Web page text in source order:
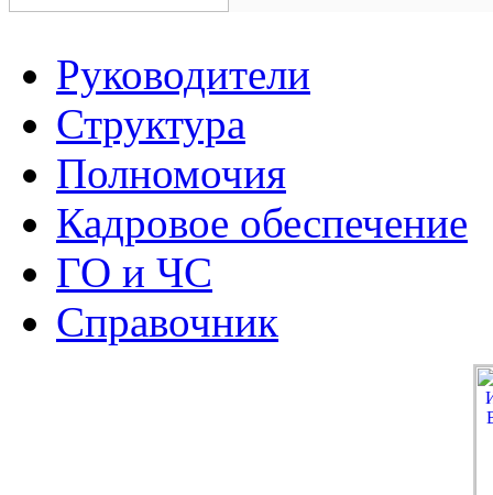
Руководители
Структура
Полномочия
Кадровое обеспечение
ГО и ЧС
Справочник